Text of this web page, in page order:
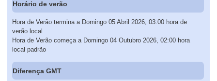
Horário de verão
Hora de Verão termina a Domingo 05 Abril 2026, 03:00 hora de
verão local
Hora de Verão começa a Domingo 04 Outubro 2026, 02:00 hora
local padrão
Diferença GMT